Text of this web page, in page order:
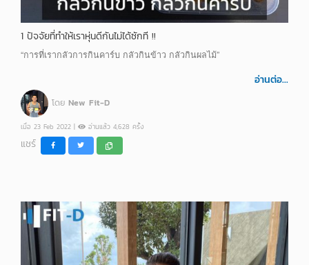
1 ปัจจัยที่ทำให้เราหุ่นดีกันไม่ได้ซักที !!
“การที่เรากลัวการกินคาร์บ กลัวกินข้าว กลัวกินผลไม้”
อ่านต่อ...
โดย New Fit-D
เมื่อ 23 Feb 2022 | อ่านแล้ว 4,628 ครั้ง
แชร์